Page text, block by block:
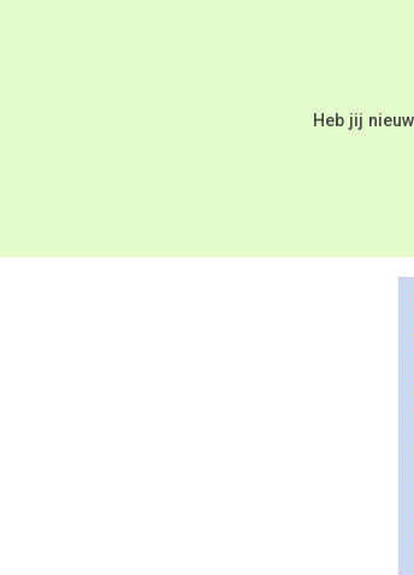
Heb jij